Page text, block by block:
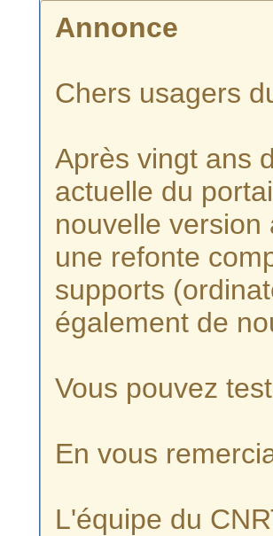
Annonce
Chers usagers
Après vingt ans
actuelle du
nouvelle version
une refonte
supports
également de
Vous pouvez
En vous
L'équipe du